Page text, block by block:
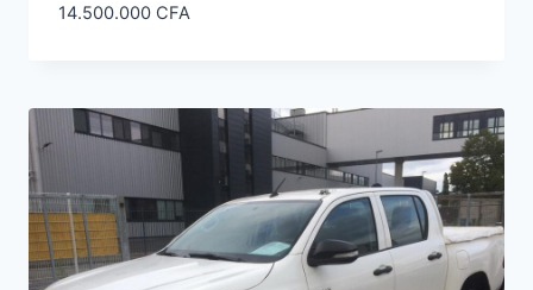
14.500.000 CFA